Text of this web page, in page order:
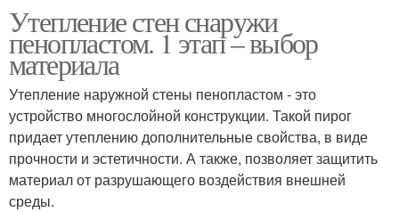
Утепление стен снаружи
пенопластом. 1 этап – выбор
материала
Утепление наружной стены пенопластом - это
устройство многослойной конструкции. Такой пирог
придает утеплению дополнительные свойства, в виде
прочности и эстетичности. А также, позволяет защитить
материал от разрушающего воздействия внешней
среды.